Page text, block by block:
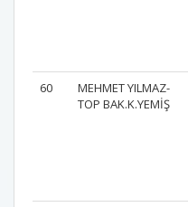
60
MEHMET YILMAZ-
TOP BAK.K.YEMİŞ